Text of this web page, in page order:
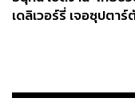
เดลิเวอร์รี่ เจอซุปตา